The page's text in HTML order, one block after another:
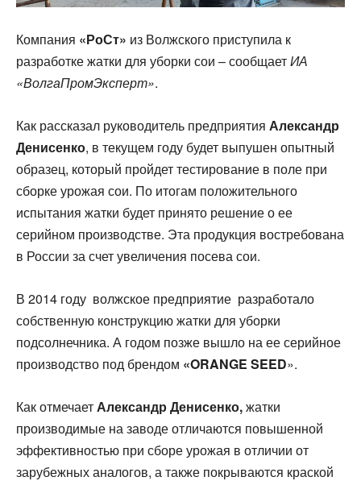
Компания «РоСт» из Волжского приступила к
разработке жатки для уборки сои – сообщаетИА
«ВолгаПромЭксперт».
Как рассказал руководитель предприятия Александр
Денисенко, в текущем году будет выпушен опытный
образец, который пройдет тестирование в поле при
сборке урожая сои. По итогам положительного
испытания жатки будет принято решение о ее
серийном производстве. Эта продукция востребована
в России за счет увеличения посева сои.
В 2014 году волжское предприятие разработало
собственную конструкцию жатки для уборки
подсолнечника. А годом позже вышло на ее серийное
производство под брендом «ORANGE SEED».
Как отмечаетАлександр Денисенко,жатки
производимые на заводе отличаются повышенной
эффективностью при сборе урожая в отличии от
зарубежных аналогов, а также покрываются краской